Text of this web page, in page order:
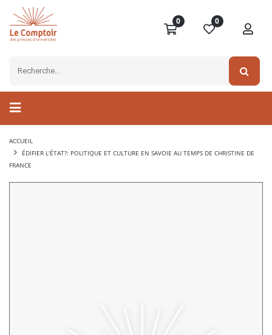
0 0
ACCUEIL
ÉDIFIER L'ÉTAT?: POLITIQUE ET CULTURE EN SAVOIE AU TEMPS DE CHRISTINE DE
FRANCE